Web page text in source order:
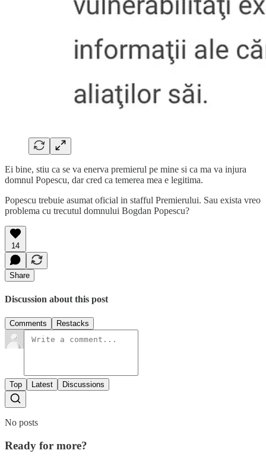
Ei bine, stiu ca se va enerva premierul pe mine si ca ma va injura
domnul Popescu, dar cred ca temerea mea e legitima.
Popescu trebuie asumat oficial in stafful Premierului. Sau exista vreo
problema cu trecutul domnului Bogdan Popescu?
14
Share
Discussion about this post
Comments Restacks
Top Latest Discussions
No posts
Ready for more?